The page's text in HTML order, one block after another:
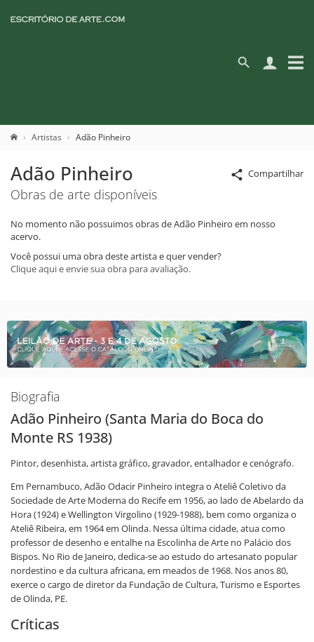
Artistas Adão Pinheiro
Compartilhar
Adão Pinheiro
Obras de arte disponíveis
No momento não possuimos obras de Adão Pinheiro em nosso
acervo.
Você possui uma obra deste artista e quer vender?
Clique aqui e envie sua obra para avaliação.
Biografia
Adão Pinheiro (Santa Maria do Boca do
Monte RS 1938)
Pintor, desenhista, artista gráfico, gravador, entalhador e cenógrafo.
Em Pernambuco, Adão Odacir Pinheiro integra o Ateliê Coletivo da
Sociedade de Arte Moderna do Recife em 1956, ao lado de Abelardo da
Hora (1924) e Wellington Virgolino (1929-1988), bem como organiza o
Ateliê Ribeira, em 1964 em Olinda. Nessa última cidade, atua como
professor de desenho e entalhe na Escolinha de Arte no Palácio dos
Bispos. No Rio de Janeiro, dedica-se ao estudo do artesanato popular
nordestino e da cultura africana, em meados de 1968. Nos anos 80,
exerce o cargo de diretor da Fundação de Cultura, Turismo e Esportes
de Olinda, PE.
Críticas